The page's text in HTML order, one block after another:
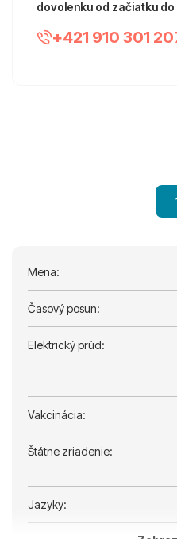
dovolenku od začiatku do
+421 910 301
Mena:
Časový posun:
Elektrický prúd:
Vakcinácia:
Štátne zriadenie:
Jazyky: